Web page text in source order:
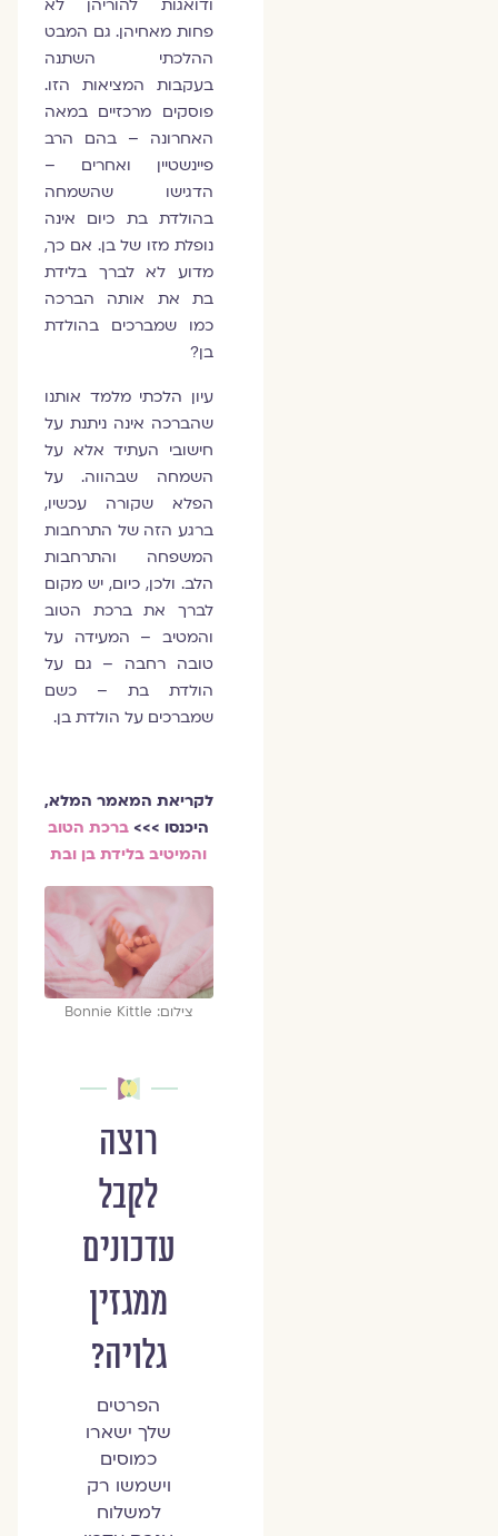
ודואגות להוריהן לא
פחות מאחיהן. גם המבט
ההלכתי השתנה
בעקבות המציאות הזו.
פוסקים מרכזיים במאה
האחרונה – בהם הרב
פיינשטיין ואחרים –
הדגישו שהשמחה
בהולדת בת כיום אינה
נופלת מזו של בן. אם כך,
מדוע לא לברך בלידת
בת את אותה הברכה
כמו שמברכים בהולדת
בן?
עיון הלכתי מלמד אותנו
שהברכה אינה ניתנת על
חישובי העתיד אלא על
השמחה שבהווה. על
הפלא שקורה עכשיו,
ברגע הזה של התרחבות
המשפחה והתרחבות
הלב. ולכן, כיום, יש מקום
לברך את ברכת הטוב
והמטיב – המעידה על
טובה רחבה – גם על
הולדת בת – כשם
שמברכים על הולדת בן.
לקריאת המאמר המלא,
היכנסו >>> ברכת הטוב
והמיטיב בלידת בן ובת
צילום: Bonnie Kittle
רוצה
לקבל
עדכונים
ממגזין
גלויה?
הפרטים
שלך ישארו
כמוסים
וישמשו רק
למשלוח